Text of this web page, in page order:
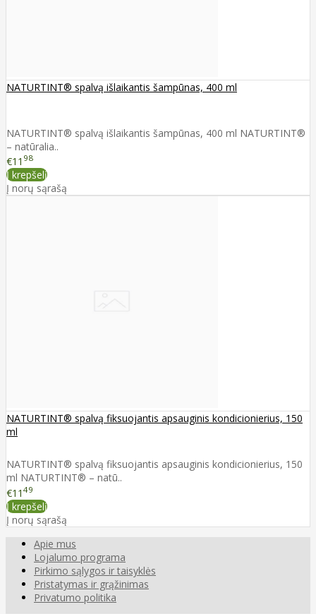
NATURTINT® spalvą išlaikantis šampūnas, 400 ml
NATURTINT® spalvą išlaikantis šampūnas, 400 ml NATURTINT®
– natūralia..
€11 98
Į krepšelį
Į norų sąrašą
NATURTINT® spalvą fiksuojantis apsauginis kondicionierius, 150
ml
NATURTINT® spalvą fiksuojantis apsauginis kondicionierius, 150
ml NATURTINT® – natū..
€11 49
Į krepšelį
Į norų sąrašą
Apie mus
Lojalumo programa
Pirkimo sąlygos ir taisyklės
Pristatymas ir grąžinimas
Privatumo politika